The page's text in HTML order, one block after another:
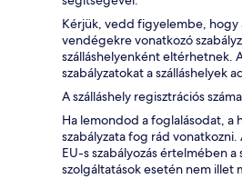
Kérjük, vedd figyelembe, hogy
vendégekre vonatkozó
szálláshelyenként eltérhetnek.
szabályzatokat a szálláshelyek
A szálláshely regisztrációs
Ha lemondod a foglalásodat, a
szabályzata fog rád
EU-s szabályozás értelmében a
szolgáltatások esetén nem illet